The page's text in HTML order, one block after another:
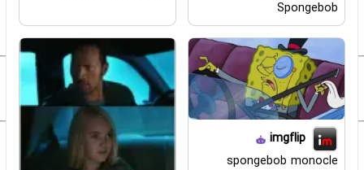
Spongebob
imgflip
spongebob monocle